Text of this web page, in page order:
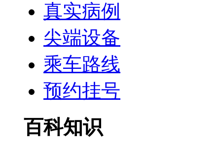
真实病例
尖端设备
乘车路线
预约挂号
百科知识